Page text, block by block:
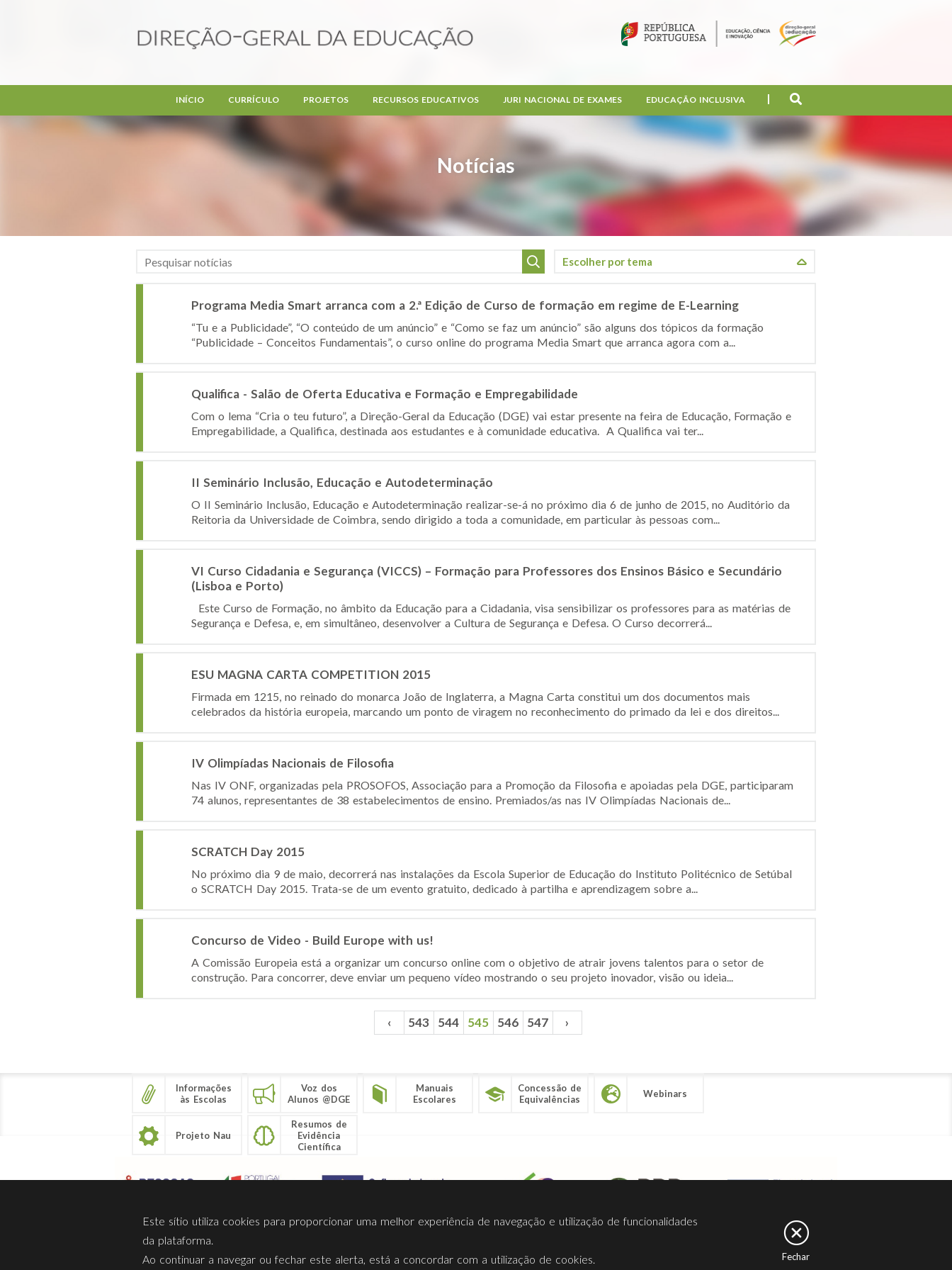
Notícias
INÍCIO CURRÍCULO PROJETOS RECURSOS EDUCATIVOS JURI NACIONAL DE EXAMES EDUCAÇÃO INCLUSIVA
Programa Media Smart arranca com a 2.ª Edição de Curso de formação em regime de E-Learning
“Tu e a Publicidade”, “O conteúdo de um anúncio” e “Como se faz um anúncio” são alguns dos tópicos da formação
“Publicidade – Conceitos Fundamentais”, o curso online do programa Media Smart que arranca agora com a...
Qualifica - Salão de Oferta Educativa e Formação e Empregabilidade
Com o lema “Cria o teu futuro”, a Direção-Geral da Educação (DGE) vai estar presente na feira de Educação, Formação e
Empregabilidade, a Qualifica, destinada aos estudantes e à comunidade educativa. A Qualifica vai ter...
II Seminário Inclusão, Educação e Autodeterminação
O II Seminário Inclusão, Educação e Autodeterminação realizar-se-á no próximo dia 6 de junho de 2015, no Auditório da
Reitoria da Universidade de Coimbra, sendo dirigido a toda a comunidade, em particular às pessoas com...
VI Curso Cidadania e Segurança (VICCS) – Formação para Professores dos Ensinos Básico e Secundário
(Lisboa e Porto)
Este Curso de Formação, no âmbito da Educação para a Cidadania, visa sensibilizar os professores para as matérias de
Segurança e Defesa, e, em simultâneo, desenvolver a Cultura de Segurança e Defesa. O Curso decorrerá...
ESU MAGNA CARTA COMPETITION 2015
Firmada em 1215, no reinado do monarca João de Inglaterra, a Magna Carta constitui um dos documentos mais
celebrados da história europeia, marcando um ponto de viragem no reconhecimento do primado da lei e dos direitos...
IV Olimpíadas Nacionais de Filosofia
Nas IV ONF, organizadas pela PROSOFOS, Associação para a Promoção da Filosofia e apoiadas pela DGE, participaram
74 alunos, representantes de 38 estabelecimentos de ensino. Premiados/as nas IV Olimpíadas Nacionais de...
SCRATCH Day 2015
No próximo dia 9 de maio, decorrerá nas instalações da Escola Superior de Educação do Instituto Politécnico de Setúbal
o SCRATCH Day 2015. Trata-se de um evento gratuito, dedicado à partilha e aprendizagem sobre a...
Concurso de Video - Build Europe with us!
A Comissão Europeia está a organizar um concurso online com o objetivo de atrair jovens talentos para o setor de
construção. Para concorrer, deve enviar um pequeno vídeo mostrando o seu projeto inovador, visão ou ideia...
‹ 543 544 545 546 547 ›
Informações
às Escolas
Voz dos
Alunos @DGE
Manuais
Escolares
Concessão de
Equivalências
Webinars
Projeto Nau
Resumos de
Evidência
Científica
Sobre Nós Privacidade Termos Utilização Contactos Ligações Facebook
Este sítio utiliza cookies para proporcionar uma melhor experiência de navegação e utilização de funcionalidades
da plataforma.
Ao continuar a navegar ou fechar este alerta, está a concordar com a utilização de cookies.
Fechar